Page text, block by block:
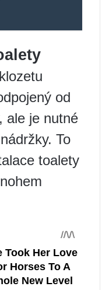
od
ale je nutné
To
toalety